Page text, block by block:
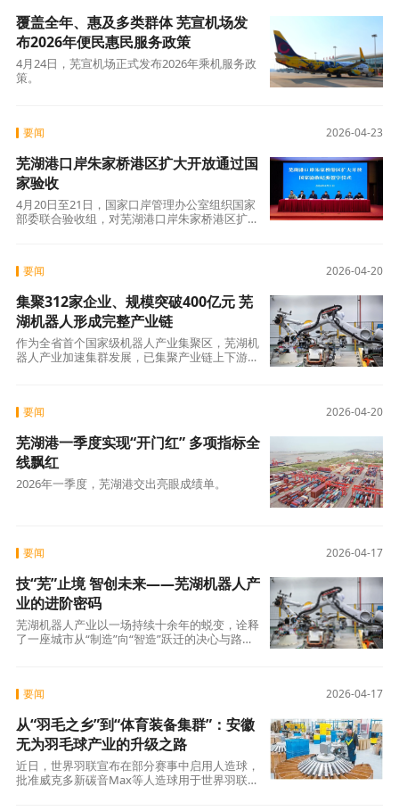
覆盖全年、惠及多类群体 芜宣机场发
布2026年便民惠民服务政策
4月24日，芜宣机场正式发布2026年乘机服务政
策。
2026-04-23
要闻
芜湖港口岸朱家桥港区扩大开放通过国
家验收
4月20日至21日，国家口岸管理办公室组织国家
部委联合验收组，对芜湖港口岸朱家桥港区扩大
2026-04-20
要闻
集聚312家企业、规模突破400亿元 芜
湖机器人形成完整产业链
作为全省首个国家级机器人产业集聚区，芜湖机
器人产业加速集群发展，已集聚产业链上下游企
2026-04-20
要闻
芜湖港一季度实现“开门红” 多项指标全
线飘红
2026年一季度，芜湖港交出亮眼成绩单。
2026-04-17
要闻
技“芜”止境 智创未来——芜湖机器人产
业的进阶密码
芜湖机器人产业以一场持续十余年的蜕变，诠释
了一座城市从“制造”向“智造”跃迁的决心与路
2026-04-17
要闻
从“羽毛之乡”到“体育装备集群”：安徽
无为羽毛球产业的升级之路
近日，世界羽联宣布在部分赛事中启用人造球，
批准威克多新碳音Max等人造球用于世界羽联三